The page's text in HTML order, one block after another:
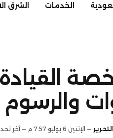
الخدمات الشرق
والرسوم
الإثنين 6 يوليو 7:57 م آخر